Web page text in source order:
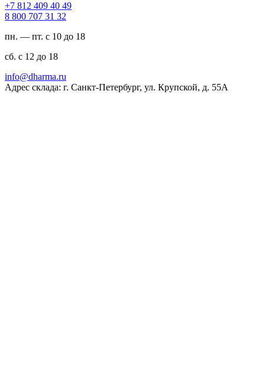
94 04 904 218 7+
23 13 707 008 8
пн. — пт. с 10 до 18
сб. с 12 до 18
ur.amrahd@ofni
Адрес склада: г. Санкт-Петербург, ул. Крупской, д. 55А